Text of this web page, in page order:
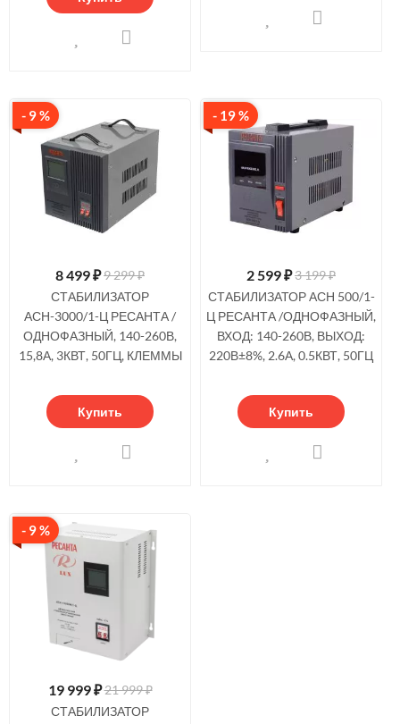
- 9 %
8 499₽9 299 ₽
СТАБИЛИЗАТОР
АСН-3000/1-Ц РЕСАНТА /
ОДНОФАЗНЫЙ, 140-260В,
15,8А, 3КВТ, 50ГЦ, КЛЕММЫ
Купить
- 19 %
2 599₽3 199 ₽
СТАБИЛИЗАТОР АСН 500/1-
Ц РЕСАНТА /ОДНОФАЗНЫЙ,
ВХОД: 140-260В, ВЫХОД:
220В±8%, 2.6А, 0.5КВТ, 50ГЦ
Купить
- 9 %
19 999₽21 999 ₽
СТАБИЛИЗАТОР